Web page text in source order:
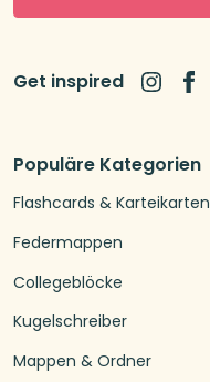
Populäre Kategorien
Flashcards & Karteikarten
Federmappen
Collegeblöcke
Kugelschreiber
Mappen & Ordner
Get inspired